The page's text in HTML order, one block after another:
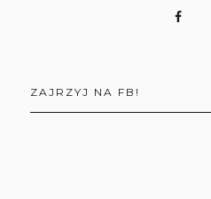
ZAJRZYJ NA FB!